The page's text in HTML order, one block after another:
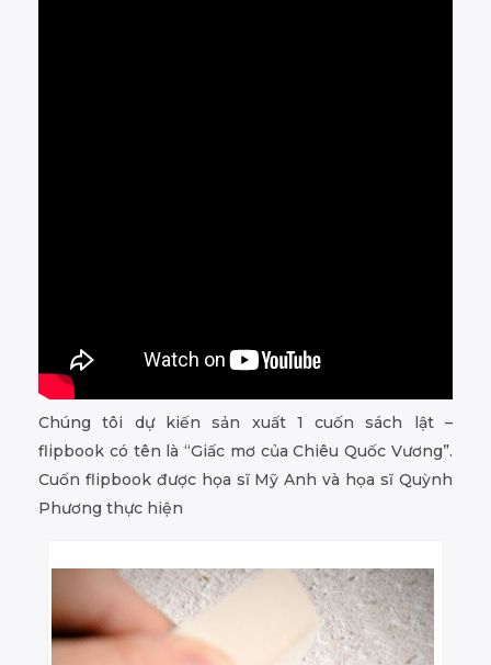
Chúng tôi dự kiến sản xuất 1 cuốn sách lật –
flipbook có tên là “Giấc mơ của Chiêu Quốc Vương”.
Cuốn flipbook được họa sĩ Mỹ Anh và họa sĩ Quỳnh
Phương thực hiện